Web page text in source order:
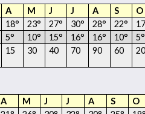
A M J J A S
O
18° 23° 27° 30° 28° 22°
5° 10° 15° 16° 16° 10°
5°
15 30 40 70 90 60 20
A M J J A S
O